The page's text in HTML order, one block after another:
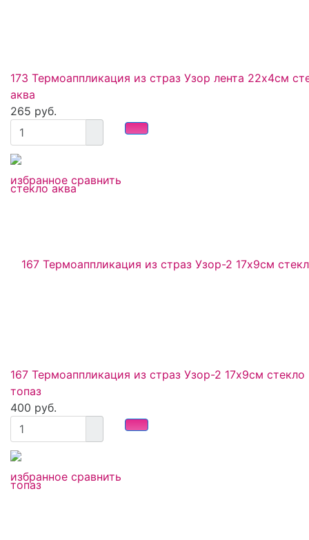
избранное сравнить
173 Термоаппликация из страз Узор лента 22х4см
аква
265 руб.
избранное сравнить
167 Термоаппликация из страз Узор-2 17х9см стекло
топаз
400 руб.